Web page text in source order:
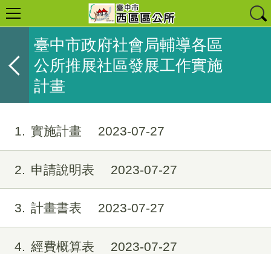
臺中市政府社會局輔導各區
公所推展社區發展工作實施
計畫
1 實施計畫 2023-07-27
2 申請說明表 2023-07-27
3 計畫書表 2023-07-27
4 經費概算表 2023-07-27